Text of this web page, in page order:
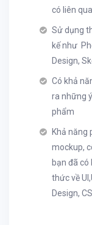
có liên
Sử dụng
kế như
Design,
Có khả
ra những
phẩm
Khả năng
mockup,
bạn đã
thức về
Design,